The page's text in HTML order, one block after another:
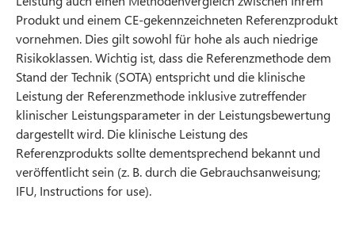
Produkt und einem CE-gekennzeichneten Referenzprodukt
vornehmen. Dies gilt sowohl für hohe als auch niedrige
Risikoklassen. Wichtig ist, dass die Referenzmethode dem
Stand der Technik (SOTA) entspricht und die klinische
Leistung der Referenzmethode inklusive zutreffender
klinischer Leistungsparameter in der Leistungsbewertung
dargestellt wird. Die klinische Leistung des
Referenzprodukts sollte dementsprechend bekannt und
veröffentlicht sein (z. B. durch die Gebrauchsanweisung;
IFU, Instructions for use).